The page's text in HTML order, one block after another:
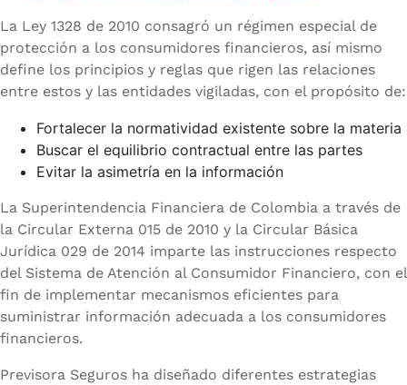
La Ley 1328 de 2010 consagró un régimen especial de
protección a los consumidores financieros, así mismo
define los principios y reglas que rigen las relaciones
entre estos y las entidades vigiladas, con el propósito de:
Fortalecer la normatividad existente sobre la materia
Buscar el equilibrio contractual entre las partes
Evitar la asimetría en la información
La Superintendencia Financiera de Colombia a través de
la Circular Externa 015 de 2010 y la Circular Básica
Jurídica 029 de 2014 imparte las instrucciones respecto
del Sistema de Atención al Consumidor Financiero, con el
fin de implementar mecanismos eficientes para
suministrar información adecuada a los consumidores
financieros.
Previsora Seguros ha diseñado diferentes estrategias